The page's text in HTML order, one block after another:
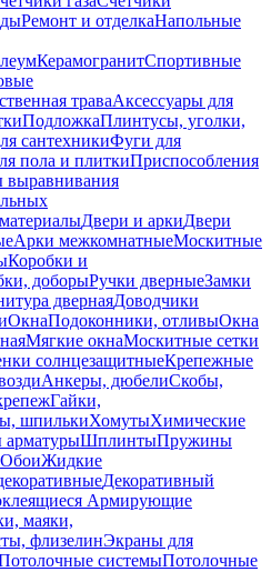
Ремонт и отделкаНапольные
КерамогранитСпортивные
траваАксессуары для
ПодложкаПлинтусы, уголки,
сантехникиФуги для
пола и плиткиПриспособления
выравнивания
Двери и аркиДвери
Арки межкомнатныеМоскитные
Коробки и
доборыРучки дверныеЗамки
двернаяДоводчики
ОкнаПодоконники, отливыОкна
Мягкие окнаМоскитные сетки
солнцезащитныеКрепежные
Анкеры, дюбелиСкобы,
Гайки,
шпилькиХомутыХимические
арматурыШплинтыПружины
ОбоиЖидкие
Декоративный
Армирующие
маяки,
флизелинЭкраны для
системыПотолочные